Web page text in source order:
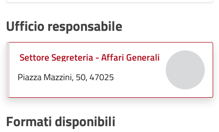
Ufficio responsabile
Settore Segreteria - Affari Generali
Piazza Mazzini, 50, 47025
Formati disponibili